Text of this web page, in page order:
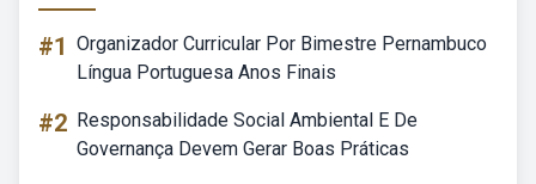
#1 Organizador Curricular Por Bimestre Pernambuco
Língua Portuguesa Anos Finais
#2 Responsabilidade Social Ambiental E De
Governança Devem Gerar Boas Práticas